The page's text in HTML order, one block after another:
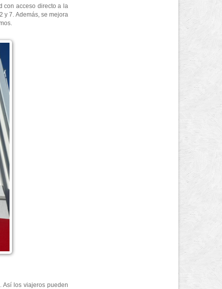
con acceso directo a la
y 7. Además, se mejora
Así los viajeros pueden